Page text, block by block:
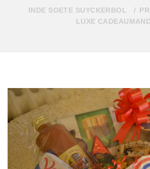
INDE SOETE SUYCKERBOL
LUXE CADEAUMAND